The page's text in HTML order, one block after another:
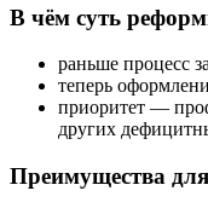
В чём суть
раньше процесс
теперь
приоритет —
других
Преимущества